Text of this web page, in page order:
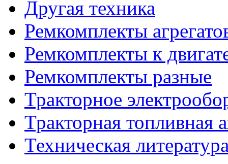
Другая техника
Ремкомплекты
Ремкомплекты к
Ремкомплекты разные
Тракторное
Тракторная топливная
Техническая